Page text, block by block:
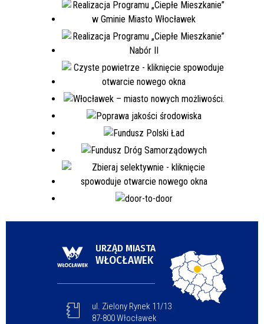
URZĄD MIASTA
WŁOCŁAWEK
ul. Zielony Rynek 11/13
87-800 Włocławek